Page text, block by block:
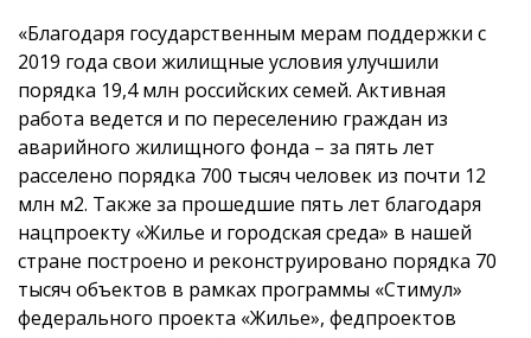
«Благодаря государственным мерам поддержки с
2019 года свои жилищные условия улучшили
порядка 19,4 млн российских семей. Активная
работа ведется и по переселению граждан из
аварийного жилищного фонда – за пять лет
расселено порядка 700 тысяч человек из почти 12
млн м2. Также за прошедшие пять лет благодаря
нацпроекту «Жилье и городская среда» в нашей
стране построено и реконструировано порядка 70
тысяч объектов в рамках программы «Стимул»
федерального проекта «Жилье», федпроектов